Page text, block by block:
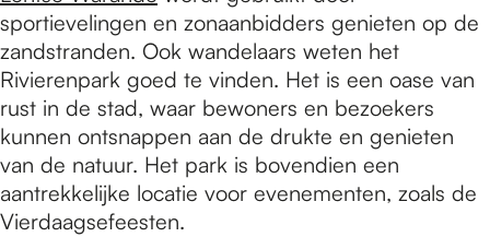
sportievelingen en zonaanbidders genieten op de
zandstranden. Ook wandelaars weten het
Rivierenpark goed te vinden. Het is een oase van
rust in de stad, waar bewoners en bezoekers
kunnen ontsnappen aan de drukte en genieten
van de natuur. Het park is bovendien een
aantrekkelijke locatie voor evenementen, zoals de
Vierdaagsefeesten.